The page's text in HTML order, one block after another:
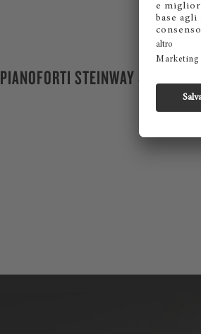
PIANOFORTI STEINWAY & SONS